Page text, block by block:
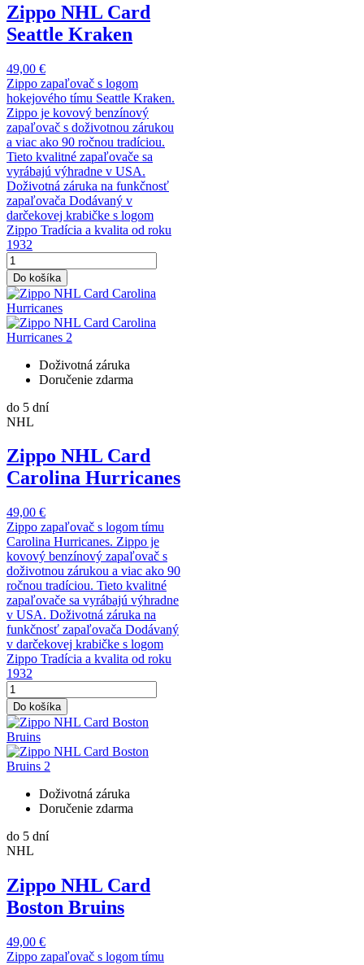
Zippo NHL Card
Seattle Kraken
49,00 €
Zippo zapaľovač s logom
hokejového tímu Seattle Kraken.
Zippo je kovový benzínový
zapaľovač s doživotnou zárukou
a viac ako 90 ročnou tradíciou.
Tieto kvalitné zapaľovače sa
vyrábajú výhradne v USA.
Doživotná záruka na funkčnosť
zapaľovača Dodávaný v
darčekovej krabičke s logom
Zippo Tradícia a kvalita od roku
1932
Do košíka
Doživotná záruka
Doručenie zdarma
do 5 dní
NHL
Zippo NHL Card
Carolina Hurricanes
49,00 €
Zippo zapaľovač s logom tímu
Carolina Hurricanes. Zippo je
kovový benzínový zapaľovač s
doživotnou zárukou a viac ako 90
ročnou tradíciou. Tieto kvalitné
zapaľovače sa vyrábajú výhradne
v USA. Doživotná záruka na
funkčnosť zapaľovača Dodávaný
v darčekovej krabičke s logom
Zippo Tradícia a kvalita od roku
1932
Do košíka
Doživotná záruka
Doručenie zdarma
do 5 dní
NHL
Zippo NHL Card
Boston Bruins
49,00 €
Zippo zapaľovač s logom tímu